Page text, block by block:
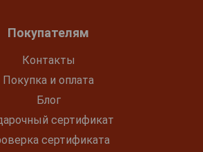
Покупателям
Контакты
Покупка и оплата
Блог
сертификат
сертификата